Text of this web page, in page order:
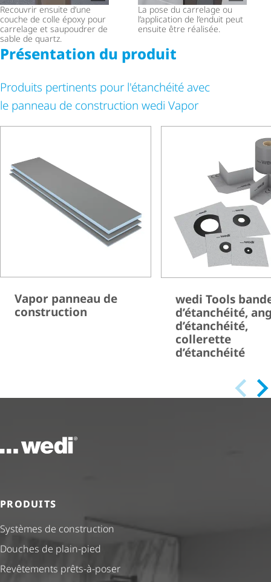
Recouvrir ensuite d’une
couche de colle époxy pour
carrelage et saupoudrer de
sable de quartz.
La pose du carrelage ou
l’application de l’enduit peut
ensuite être réalisée.
Présentation du produit
Produits pertinents pour l'étanchéité avec
le panneau de construction wedi Vapor
Vapor panneau de
construction
wedi Tools
d’étanchéité,
d’étanchéité,
collerette
d’étanchéité
Vers la page d'accueil
PRODUITS
Systèmes de construction
Douches de plain-pied
Revêtements prêts-à-poser